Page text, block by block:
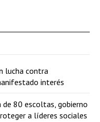
lucha contra
interés
80 escoltas, gobierno
a líderes sociales